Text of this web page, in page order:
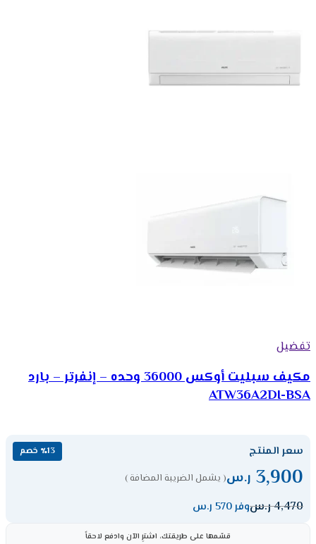
تفضيل
مكیف سبلیت أوكس 36000 وحده – إنفرتر – بارد
ATW36A2DI-BSA
سعر المنتج ٪13 خصم
3,900 ر.س( يشمل الضريبة المضافة )
4,470ر.سوفر 570 ر.س
قسّمها على طريقتك، اشترِ الآن وادفع لاحقاً